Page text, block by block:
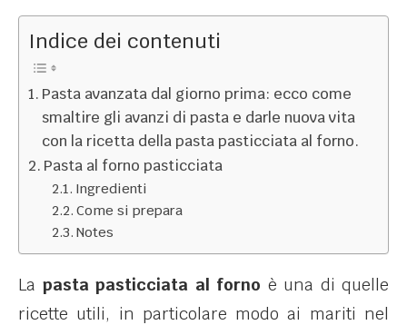
Indice dei contenuti
Pasta avanzata dal giorno prima: ecco come
smaltire gli avanzi di pasta e darle nuova vita
con la ricetta della pasta pasticciata al forno.
Pasta al forno pasticciata
Ingredienti
Come si prepara
Notes
La pasta pasticciata al forno è una di quelle
ricette utili, in particolare modo ai mariti nel